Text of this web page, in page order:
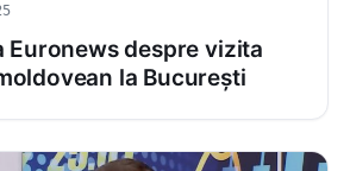
Euronews despre vizita
la București